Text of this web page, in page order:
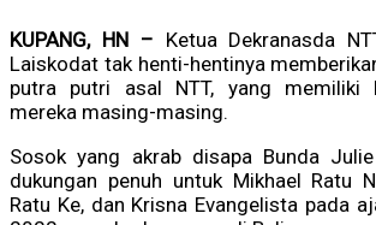
KUPANG, HN – Ketua Dekranasda
Laiskodat tak henti-hentinya
putra putri asal NTT, yang memiliki
mereka masing-masing.
Sosok yang akrab disapa Bunda
dukungan penuh untuk Mikhael Ratu
Ratu Ke, dan Krisna Evangelista pada